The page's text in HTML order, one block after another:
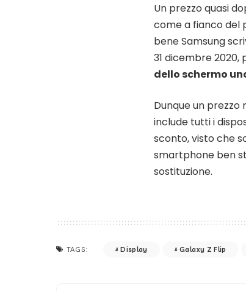
Un prezzo quasi
come a fianco del
bene Samsung
31 dicembre
dello schermo
Dunque un
include tutti i
sconto, visto che
smartphone ben
sostituzione.
TAGS: Display Galaxy Z Flip